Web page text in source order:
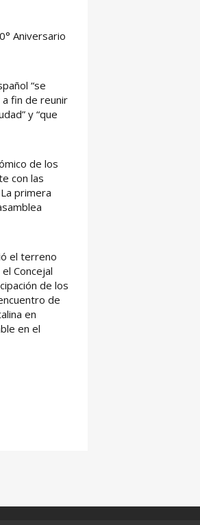
Aniversario
“se
fin de reunir
y “que
de los
con las
primera
el terreno
Concejal
de los
de
en
en el